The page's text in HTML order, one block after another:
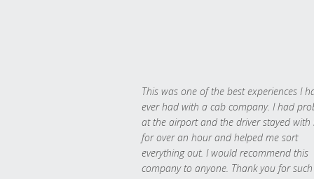
This was one of the best experiences I
ever had with a cab company. I had
at the airport and the driver stayed with
for over an hour and helped me sort
everything out. I would recommend this
company to anyone. Thank you for such